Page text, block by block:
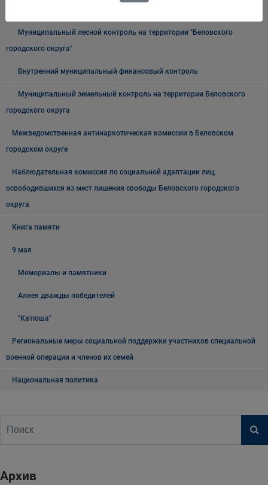
Муниципальный лесной контроль на территории "Беловского
городского округа"
Внутренний муниципальный финансовый контроль
Муниципальный земельный контроль на территории Беловского
городского округа
Межведомственная антинаркотическая комиссии в Беловском
городском округе
Наблюдательная комиссия по социальной адаптации лиц,
освободившихся из мест лишения свободы Беловского городского
округа
Книга памяти
9 мая
Мемориалы и памятники
Аллея дважды победителей
"Катюша"
Региональные меры социальной поддержки участников специальной
военной операции и членов их семей
Национальная политика
Архив